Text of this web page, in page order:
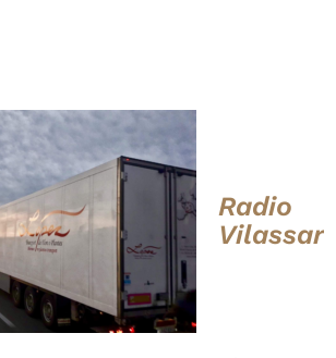
Radio
Vilassar